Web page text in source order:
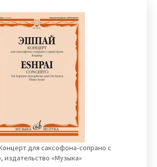
для саксофона-сопрано с
издательство «Музыка»